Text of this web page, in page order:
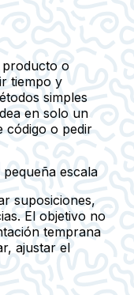
producto o
tiempo y
simples
en solo un
código o pedir
escala
suposiciones,
El objetivo no
temprana
ajustar el